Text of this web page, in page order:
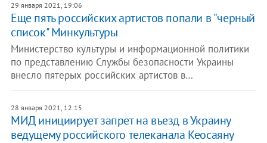
29 января 2021, 19:06
Еще пять российских артистов попали в "черный
список" Минкультуры
Министерство культуры и информационной политики
по представлению Службы безопасности Украины
внесло пятерых российских артистов в…
28 января 2021, 12:15
МИД инициирует запрет на въезд в Украину
ведущему российского телеканала Кеосаяну